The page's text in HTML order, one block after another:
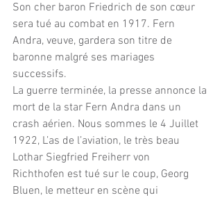
Son cher baron Friedrich de son cœur
sera tué au combat en 1917. Fern
Andra, veuve, gardera son titre de
baronne malgré ses mariages
successifs.
La guerre terminée, la presse annonce la
mort de la star Fern Andra dans un
crash aérien. Nous sommes le 4 Juillet
1922, L’as de l’aviation, le très beau
Lothar Siegfried Freiherr von
Richthofen est tué sur le coup, Georg
Bluen, le metteur en scène qui